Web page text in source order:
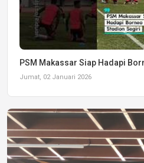
PSM Makassar Siap Hadapi
Jumat, 02 Januari 2026